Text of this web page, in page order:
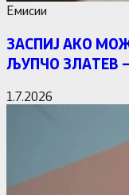
Емисии
ЗАСПИЈ АКО
ЉУПЧО ЗЛАТЕВ
1.7.2026